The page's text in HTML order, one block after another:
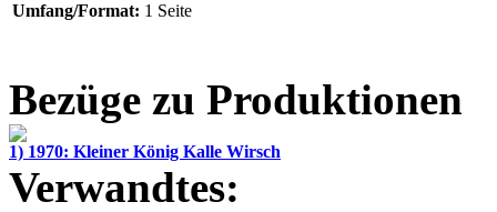
Umfang/Format: 1 Seite
Bezüge zu Produktionen
1) 1970: Kleiner König Kalle Wirsch
Verwandtes: